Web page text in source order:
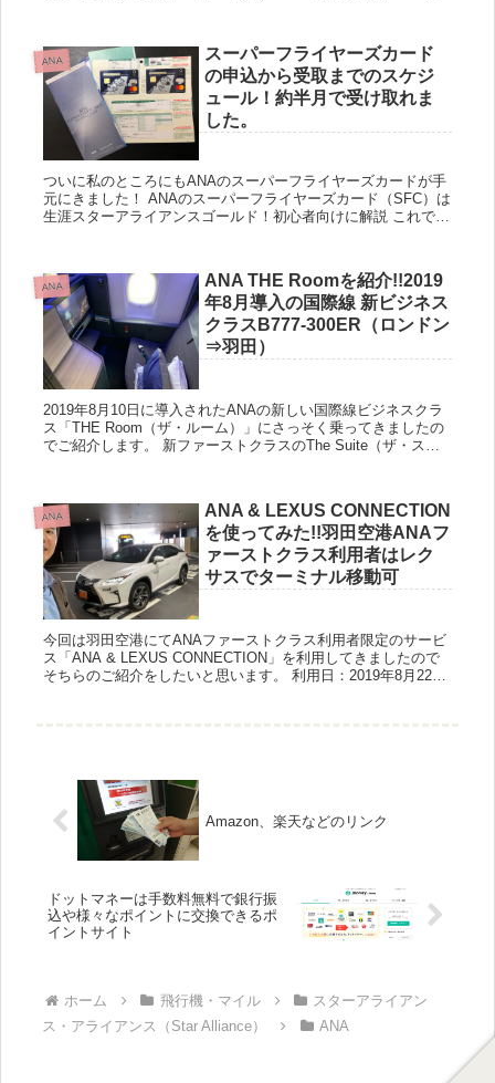
ANA
スーパーフライヤーズカード
の申込から受取までのスケジ
ュール！約半月で受け取れま
した。
ついに私のところにもANAのスーパーフライヤーズカードが手
元にきました！ ANAのスーパーフライヤーズカード（SFC）は
生涯スターアライアンスゴールド！初心者向けに解説 これであ
ANA
ANA THE Roomを紹介!!2019
年8月導入の国際線 新ビジネス
クラスB777-300ER（ロンドン
⇒羽田）
2019年8月10日に導入されたANAの新しい国際線ビジネスクラ
ス「THE Room（ザ・ルーム）」にさっそく乗ってきましたの
でご紹介します。 新ファーストクラスのThe Suite（ザ・スイ
ANA
ANA & LEXUS CONNECTION
を使ってみた!!羽田空港ANAフ
ァーストクラス利用者はレク
サスでターミナル移動可
今回は羽田空港にてANAファーストクラス利用者限定のサービ
ス「ANA & LEXUS CONNECTION」を利用してきましたので
そちらのご紹介をしたいと思います。 利用日：2019年8月22日
Amazon、楽天などのリンク
ドットマネーは手数料無料で銀行振
込や様々なポイントに交換できるポ
イントサイト
ホーム 飛行機・マイル
スターアライアン
ス・アライアンス（Star Alliance）
ANA